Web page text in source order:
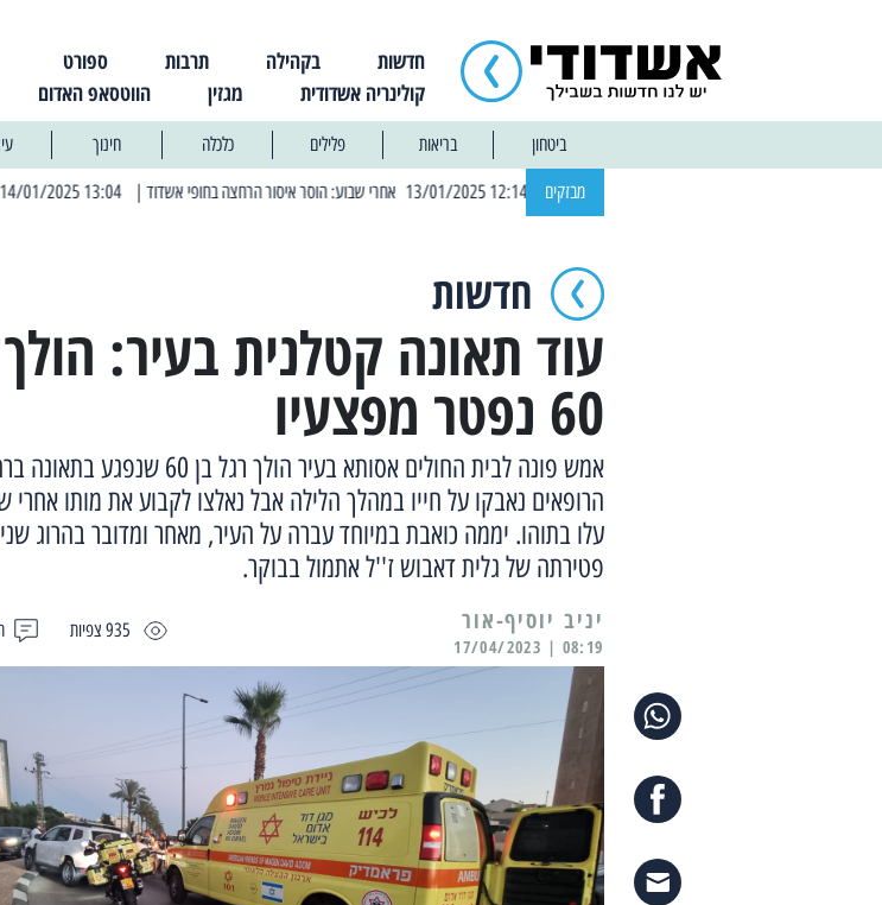
חדשות בקהילה תרבות
ספורט
קולינריה אשדודית
מגזין הווטסאפ האדום
ביטחון בריאות פלילים כלכלה חינוך
מבזקים | 13:04 14/01/2025 עובדים בלילות: עבודות קרצוף וריבוד אספלט
חדשות
עוד תאונה קטלנית בעיר:
60 נפטר מפצעיו
אמש פונה לבית החולים אסותא בעיר הולך
הרופאים נאבקו על חייו במהלך הלילה אבל נאלצו לקבוע את מותו אחרי
עלו בתוהו. יממה כואבת במיוחד עברה על העיר, מאחר ומדובר בהרוג
פטירתה של גלית דאבוש ז''ל אתמול בבוקר.
935 צפיות יניב יוסיף-אור
08:19 | 17/04/2023